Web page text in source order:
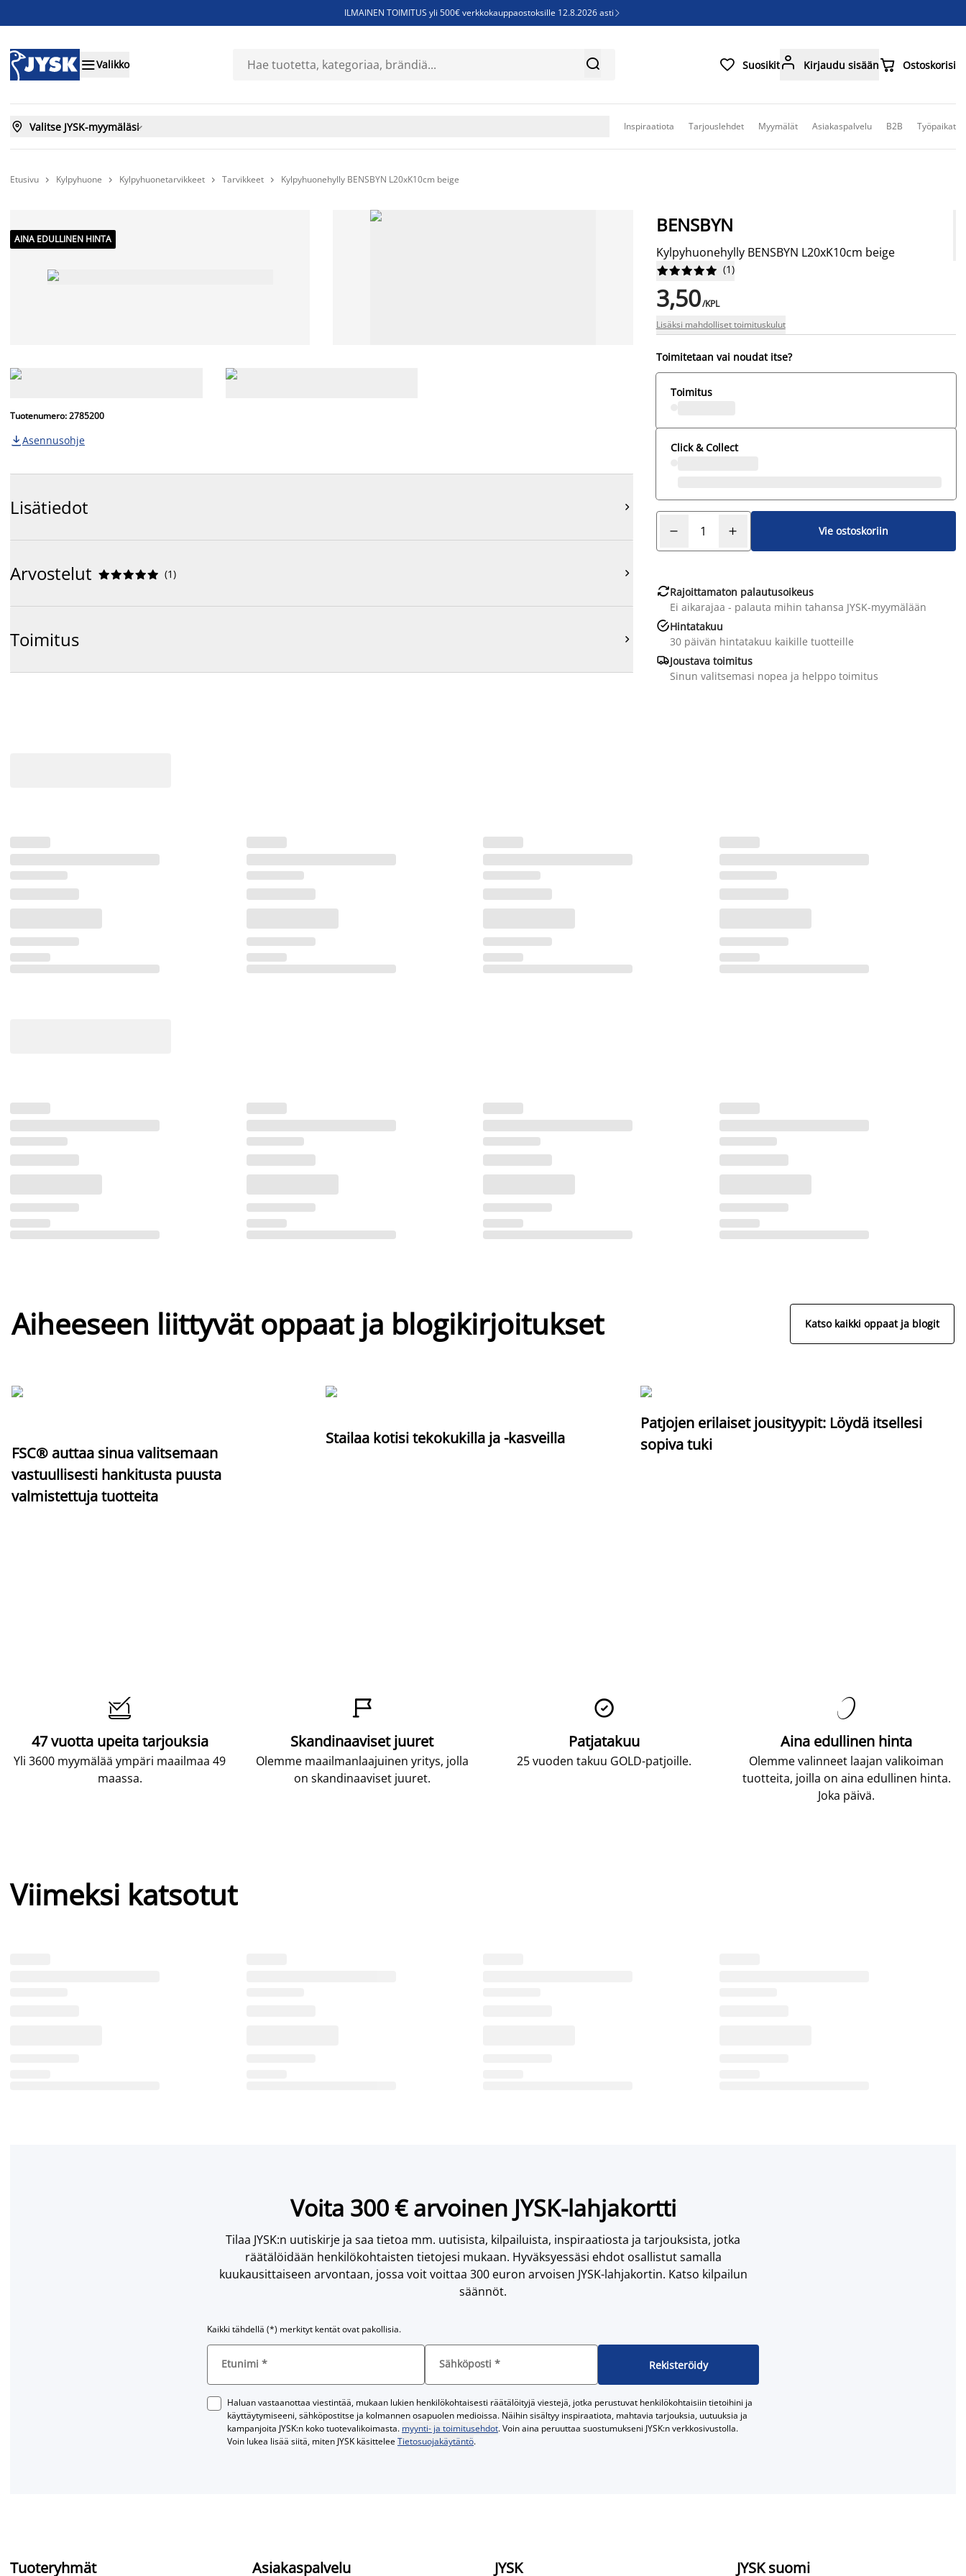
ILMAINEN TOIMITUS yli 500€ verkkokauppaostoksille 12.8.2026 asti 
Sijauspatjoja - Säästä jopa 60%
Valikko   Suosikit Kirjaudu sisään Ostoskorisi
 Valitse JYSK-myymäläsi Inspiraatiota Tarjouslehdet Myymälät Asiakaspalvelu B2B Työpaikat
Etusivu  Kylpyhuone  Kylpyhuonetarvikkeet  Tarvikkeet  Kylpyhuonehylly BENSBYN L20xK10cm beige
AINA EDULLINEN HINTA
Tuotenumero: 2785200
 Asennusohje
Lisätiedot 
Arvostelut 




 (1) 
Toimitus 
BENSBYN
Kylpyhuonehylly BENSBYN L20xK10cm beige





 (1)
3,50/KPL
Lisäksi mahdolliset toimituskulut
Toimitetaan vai noudat itse?
Toimitus
Click & Collect
Vie ostoskoriin
Rajoittamaton palautusoikeus
Ei aikarajaa - palauta mihin tahansa JYSK-myymälään
Hintatakuu
30 päivän hintatakuu kaikille tuotteille
Joustava toimitus
Sinun valitsemasi nopea ja helppo toimitus
Aiheeseen liittyvät oppaat ja blogikirjoitukset Katso kaikki oppaat ja blogit
FSC® auttaa sinua valitsemaan
vastuullisesti hankitusta puusta
valmistettuja tuotteita
Stailaa kotisi tekokukilla ja -kasveilla
Patjojen erilaiset jousityypit: Löydä itsellesi
sopiva tuki

47 vuotta upeita tarjouksia
Yli 3600 myymälää ympäri maailmaa 49
maassa.

Skandinaaviset juuret
Olemme maailmanlaajuinen yritys, jolla
on skandinaaviset juuret.

Patjatakuu
25 vuoden takuu GOLD-patjoille.

Aina edullinen hinta
Olemme valinneet laajan valikoiman
tuotteita, joilla on aina edullinen hinta.
Joka päivä.
Viimeksi katsotut
Voita 300 € arvoinen JYSK-lahjakortti
Tilaa JYSK:n uutiskirje ja saa tietoa mm. uutisista, kilpailuista, inspiraatiosta ja tarjouksista, jotka
räätälöidään henkilökohtaisten tietojesi mukaan. Hyväksyessäsi ehdot osallistut samalla
kuukausittaiseen arvontaan, jossa voit voittaa 300 euron arvoisen JYSK-lahjakortin. Katso kilpailun
säännöt.
Kaikki tähdellä (*) merkityt kentät ovat pakollisia.
Etunimi * Sähköposti * Rekisteröidy
Haluan vastaanottaa viestintää, mukaan lukien henkilökohtaisesti räätälöityjä viestejä, jotka perustuvat henkilökohtaisiin tietoihini ja
käyttäytymiseeni, sähköpostitse ja kolmannen osapuolen medioissa. Näihin sisältyy inspiraatiota, mahtavia tarjouksia, uutuuksia ja
kampanjoita JYSK:n koko tuotevalikoimasta. myynti- ja toimitusehdot. Voin aina peruuttaa suostumukseni JYSK:n verkkosivustolla.
Voin lukea lisää siitä, miten JYSK käsitteleeTietosuojakäytäntö.
Tuoteryhmät Asiakaspalvelu JYSK JYSK suomi